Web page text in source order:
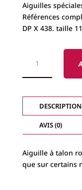
Aiguilles
Références
DP X 438. taille
AIGUILLES
438
110
DESCRIPTION
AVIS (0)
Aiguille à talon
que sur certains